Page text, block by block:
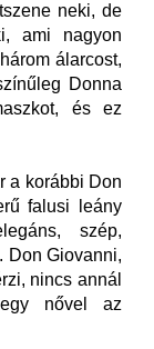
neki, de
ami nagyon
álarcost,
Donna
és ez
a korábbi Don
falusi leány
szép,
Don Giovanni,
nincs annál
egy nővel az